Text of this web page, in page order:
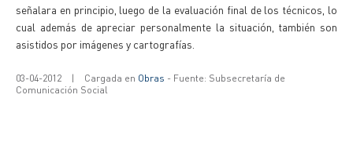
señalara en principio, luego de la evaluación final de los técnicos, lo
cual además de apreciar personalmente la situación, también son
asistidos por imágenes y cartografías.
03-04-2012 | Cargada en Obras - Fuente: Subsecretaría de
Comunicación Social